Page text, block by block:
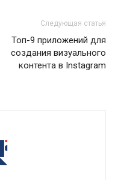
Следующая статья
Топ-9 приложений для
создания визуального
контента в Instagram